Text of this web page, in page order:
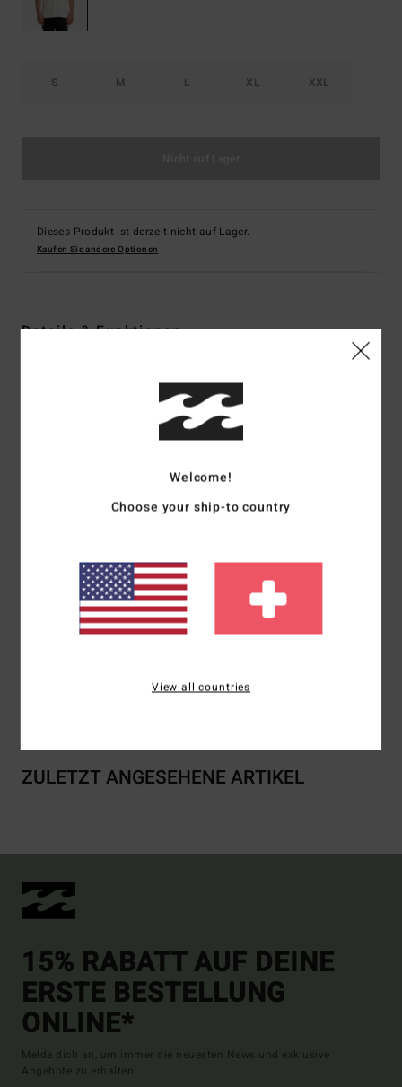
S M L XL XXL
Dieses Produkt ist derzeit nicht auf Lager.
Kaufen Sie andere Optionen
Details & Funktionen
Farbcode ofw
Ringgesponnene Baumwolle – leicht [160 g/m²]
Zeitloser, bequemer Schnitt
Flaggenetikett an der Seitennaht und innenliegendes
Thermotransfer-Halsetikett
Zusammensetzung[Hauptstoff] 100 % Baumwolle
ZULETZT ANGESEHENE ARTIKEL
15% RABATT AUF DEINE
ERSTE BESTELLUNG
ONLINE*
Melde dich an, um immer die neuesten News und exklusive
Angebote zu erhalten.
Welcome!
Choose your ship-to country
View all countries